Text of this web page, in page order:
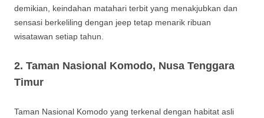
demikian, keindahan matahari terbit yang menakjubkan dan
sensasi berkeliling dengan jeep tetap menarik ribuan
wisatawan setiap tahun.
2. Taman Nasional Komodo, Nusa Tenggara
Timur
Taman Nasional Komodo yang terkenal dengan habitat asli